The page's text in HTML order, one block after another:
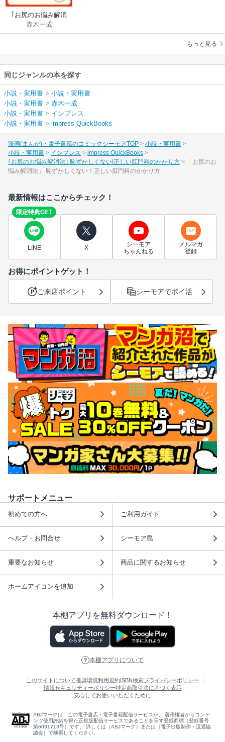
｢お尻のお悩み解消
法｣ 恥ずかしくない!
正しい肛門科のかか
赤木一成
もっと見る
同じジャンルの本を探す
小説・実用書 > 小説・実用書
小説・実用書 > 赤木一成
小説・実用書 > インプレス
小説・実用書 > impress QuickBooks
漫画(まんが)・電子書籍のコミックシーモアTOP
小説・実用書
小説・実用書
インプレス
impress QuickBooks
｢お尻のお悩み解消法｣ 恥ずかしくない!正しい肛門科のかかり方
「お尻のお
悩み解消法」 恥ずかしくない！正しい肛門科のかかり方
最新情報はここからチェック！
限定特典GET
LINE X
シーモア
ちゃんねる
メルマガ
登録
お得にポイントゲット！
ご来店ポイント シーモアでポイ活
サポートメニュー
初めての方へ ご利用ガイド
ヘルプ・お問合せ シーモア島
重要なお知らせ 商品に関するお知らせ
ホームアイコンを追加
本棚アプリを無料ダウンロード！
本棚アプリについて
このサイトについて推奨環境利用規約 ISBN検索プライバシーポリシー
情報セキュリティーポリシー特定商取引法に基づく表示
安心してお使いいただくために
ABJマークは、この電子書店・電子書籍配信サービスが、 著作権者からコンテ
ンツ使用許諾を得た正規版配信サービスであることを示す登録商標（登録番号
第6091713号）です。 詳しくは［ABJマーク］または［電子出版制作・流通協
議会］で検索してください。